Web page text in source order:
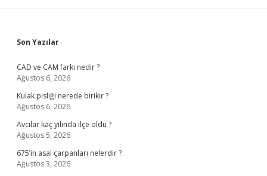
Sidebar
Son Yazılar
CAD ve CAM farkı nedir ?
Ağustos 6, 2026
Kulak pisliği nerede birikir ?
Ağustos 6, 2026
Avcılar kaç yılında ilçe oldu ?
Ağustos 5, 2026
675’in asal çarpanları nelerdir ?
Ağustos 3, 2026